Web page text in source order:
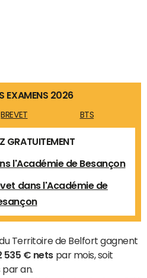
EXAMENS 2026
BREVET BTS
GRATUITEMENT
l'Académie de Besançon
dans l'Académie de
Territoire de Belfort gagnent
535 € netspar mois, soit
par an.